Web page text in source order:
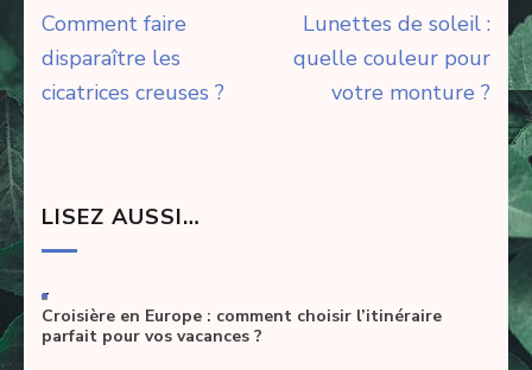
Navigation
de
l’article
Comment faire
disparaître les
cicatrices creuses ?
Lunettes de soleil :
quelle couleur pour
votre monture ?
LISEZ AUSSI…
-
Croisière en Europe : comment choisir l’itinéraire
parfait pour vos vacances ?